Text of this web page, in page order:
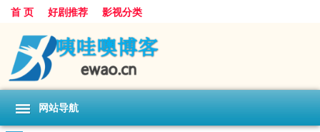
首 页 好剧推荐 影视分类
网站导航